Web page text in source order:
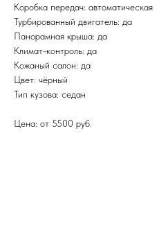
Коробка передач: автоматическая
Турбированный двигатель: да
Панорамная крыша: да
Климат-контроль: да
Кожаный салон: да
Цвет: чёрный
Тип кузова: седан
Цена: от 5500 руб.